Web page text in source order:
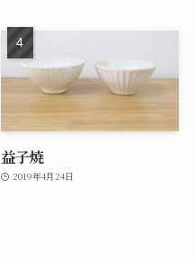
益子焼
2019年4月24日